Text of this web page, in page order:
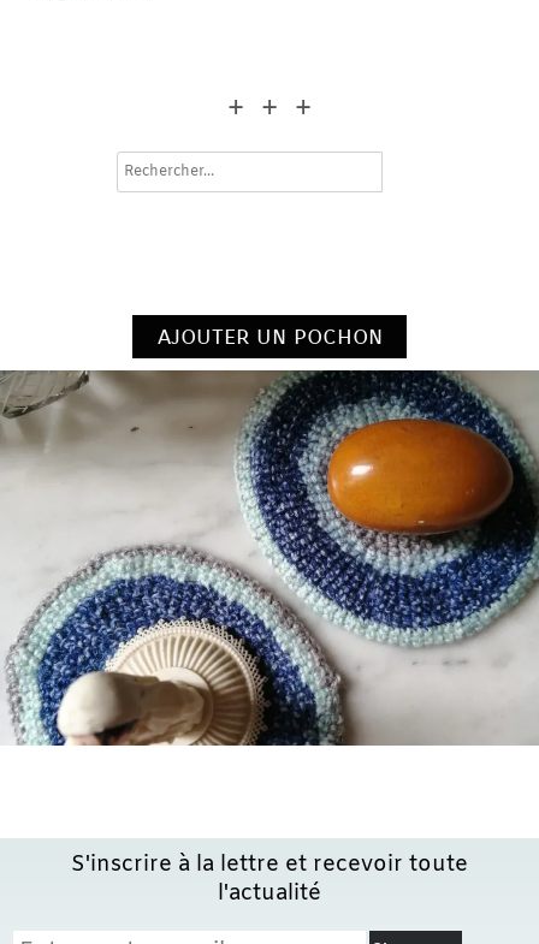
+ + +
ajouter un pochon
S'inscrire à la lettre et recevoir toute
l'actualité